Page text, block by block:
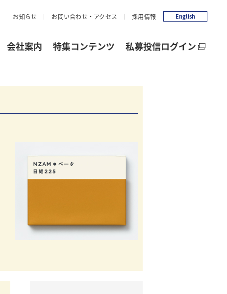
お知らせ お問い合わせ・アクセス 採用情報 English
会社案内 特集コンテンツ 私募投信ログイン